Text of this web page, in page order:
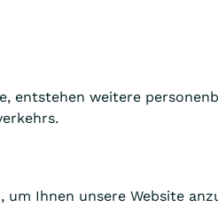
entstehen weitere
Ihnen unsere Website